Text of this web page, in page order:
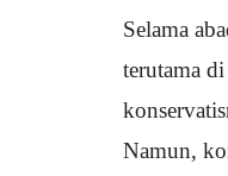
Selama
terutama
Namun,